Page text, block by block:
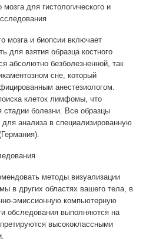
мозга для гистологического и
мозга и биопсии включает
для взятия образца костного
абсолютно безболезненной, так
сне, который
анестезиологом.
клеток лимфомы, что
болезни. Все образцы
для анализа в специализированную
методы визуализации
в других областях вашего тела, в
эмиссионную компьютерную
обследования выполняются на
высококлассными